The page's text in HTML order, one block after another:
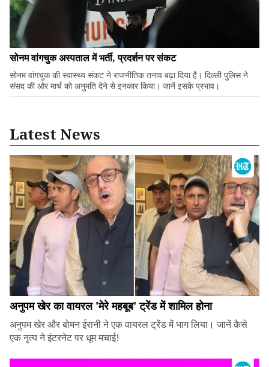
सोनम वांगचुक अस्पताल में भर्ती, प्रदर्शन पर संकट
सोनम वांगचुक की स्वास्थ्य संकट ने राजनीतिक तनाव बढ़ा दिया है। दिल्ली पुलिस ने
संसद की ओर मार्च को अनुमति देने से इनकार किया। जानें इसके प्रभाव।
Latest News
अनुपम खेर का वायरल 'मेरे महबूब' ट्रेंड में शामिल होना
अनुपम खेर और बोमन ईरानी ने एक वायरल ट्रेंड में भाग लिया। जानें कैसे
एक नृत्य ने इंटरनेट पर धूम मचाई!